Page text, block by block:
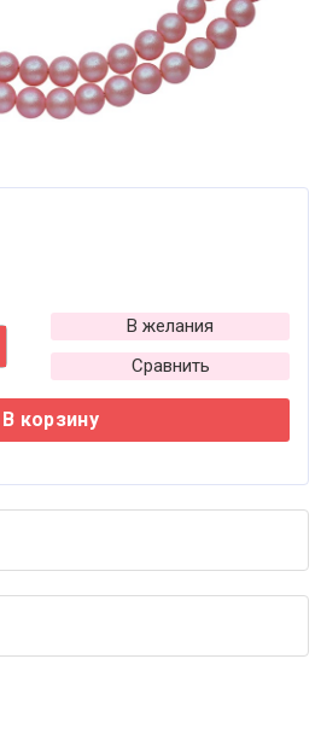
В желания
Сравнить
В корзину